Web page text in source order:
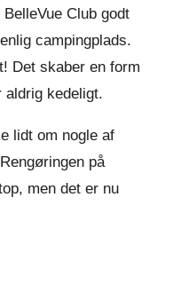
Club godt
campingplads.
Det skaber en form
aldrig kedeligt.
lidt om nogle af
på
men det er nu